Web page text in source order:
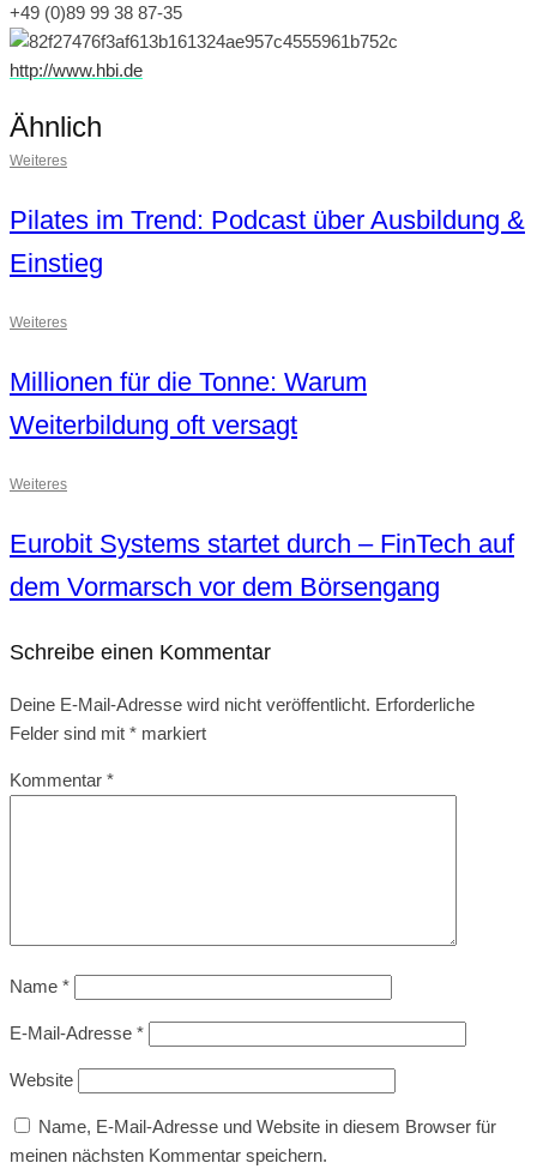
+49 (0)89 99 38 87-35
http://www.hbi.de
Ähnlich
Weiteres
Pilates im Trend: Podcast über Ausbildung &
Einstieg
Weiteres
Millionen für die Tonne: Warum
Weiterbildung oft versagt
Weiteres
Eurobit Systems startet durch – FinTech auf
dem Vormarsch vor dem Börsengang
Schreibe einen Kommentar
Deine E-Mail-Adresse wird nicht veröffentlicht. Erforderliche
Felder sind mit * markiert
Kommentar *
Name *
E-Mail-Adresse *
Website
Name, E-Mail-Adresse und Website in diesem Browser für
meinen nächsten Kommentar speichern.